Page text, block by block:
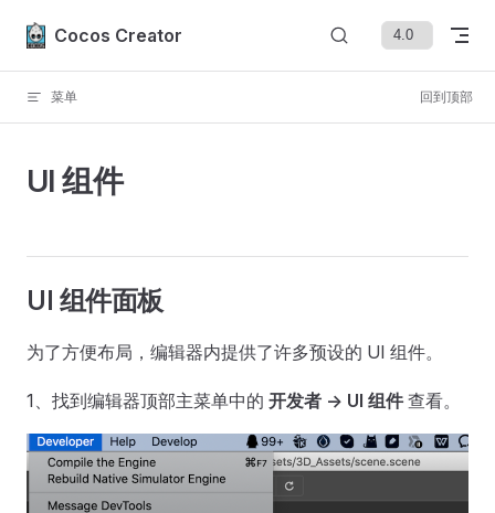
Skip to content
Cocos Creator
菜单 回到顶部
UI 组件
UI 组件面板
为了方便布局，编辑器内提供了许多预设的 UI 组件。
1、找到编辑器顶部主菜单中的 开发者 -> UI 组件查看。